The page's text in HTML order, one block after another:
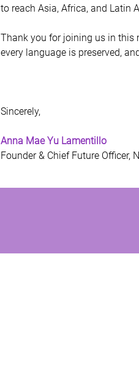
to reach Asia, Africa, and Latin
Thank you for joining us in this
every language is preserved,
Sincerely,
Anna Mae Yu Lamentillo
Founder & Chief Future Officer,